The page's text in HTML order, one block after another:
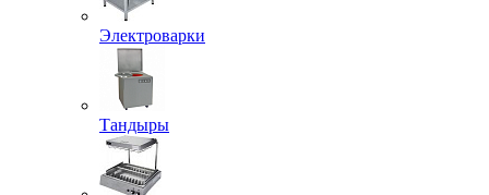
Электроварки
Тандыры